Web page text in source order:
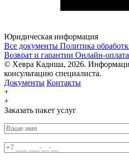
Юридическая информация
Все документы Политика
Возврат и гарантии Онлайн-оплата
© Хевра Кадиша, 2026.
консультацию специалиста.
Документы Контакты
+
+
Заказать пакет услуг